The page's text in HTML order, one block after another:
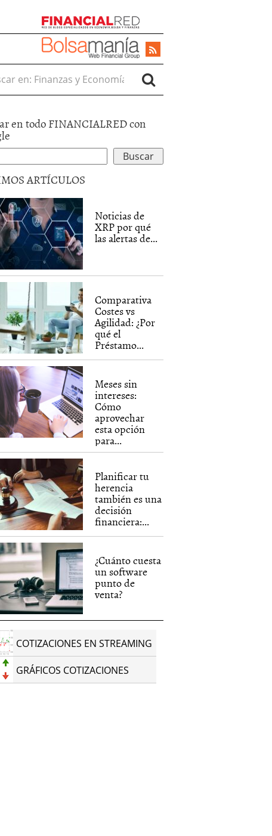
en:
en todo FINANCIALRED con
ARTÍCULOS
Noticias de
XRP por qué
las alertas de...
Comparativa
Costes vs
Agilidad: ¿Por
qué el
Préstamo...
Meses sin
intereses:
Cómo
aprovechar
esta opción
para...
Planificar tu
herencia
también es una
decisión
financiera:...
¿Cuánto cuesta
un software
punto de
venta?
COTIZACIONES EN STREAMING
GRÁFICOS COTIZACIONES